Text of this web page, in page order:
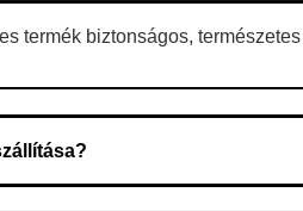
termék biztonságos,